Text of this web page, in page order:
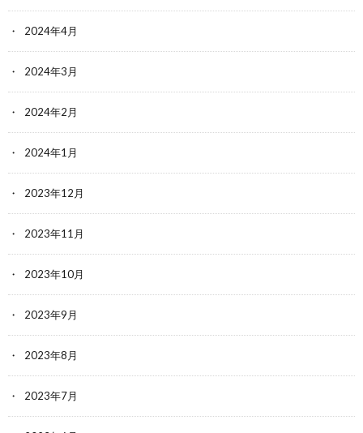
2024年4月
2024年3月
2024年2月
2024年1月
2023年12月
2023年11月
2023年10月
2023年9月
2023年8月
2023年7月